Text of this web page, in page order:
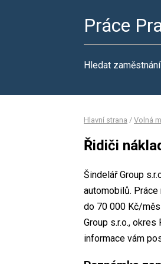
Práce
Hledat zaměstnání
Hlavní strana / Volná
Řidiči
Šindelář Group
automobilů.
do 70 000 Kč/
Group s.r.o.,
informace vám